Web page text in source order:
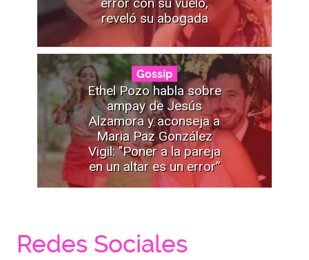
reveló su abogada
Gossip
Ethel Pozo habla sobre
ampay de Jesús
Alzamora y aconseja a
Maria Paz González
Vigil: "Poner a la pareja
en un altar es un error”
Redes Sociales